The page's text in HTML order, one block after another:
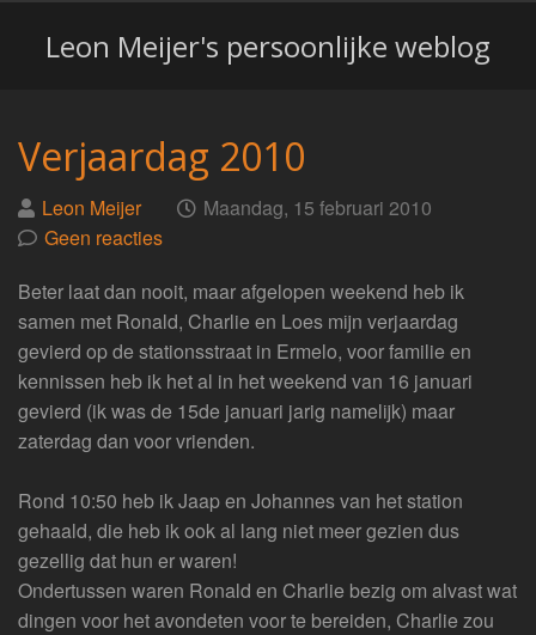
Leon Meijer's persoonlijke weblog
Verjaardag 2010
Geplaatst
door
Leon Meijer op Maandag, 15 februari 2010
Geen reacties
Beter laat dan nooit, maar afgelopen weekend heb ik
samen met Ronald, Charlie en Loes mijn verjaardag
gevierd op de stationsstraat in Ermelo, voor familie en
kennissen heb ik het al in het weekend van 16 januari
gevierd (ik was de 15de januari jarig namelijk) maar
zaterdag dan voor vrienden.
Rond 10:50 heb ik Jaap en Johannes van het station
gehaald, die heb ik ook al lang niet meer gezien dus
gezellig dat hun er waren!
Ondertussen waren Ronald en Charlie bezig om alvast wat
dingen voor het avondeten voor te bereiden, Charlie zou